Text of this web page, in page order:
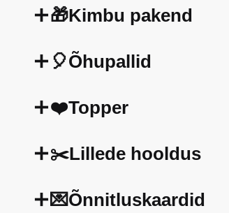
🎁Kimbu pakend
🎈Õhupallid
❤️Topper
✂️Lillede hooldus
💌Õnnitluskaardid